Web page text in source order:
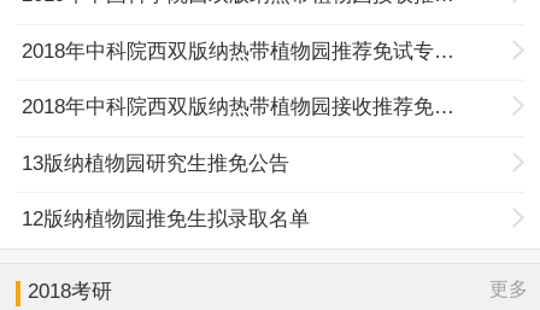
2018年中科院西双版纳热带植物园推荐免试专业目录
2018年中科院西双版纳热带植物园接收推荐免试生办法
13版纳植物园研究生推免公告
12版纳植物园推免生拟录取名单
2018考研 更多